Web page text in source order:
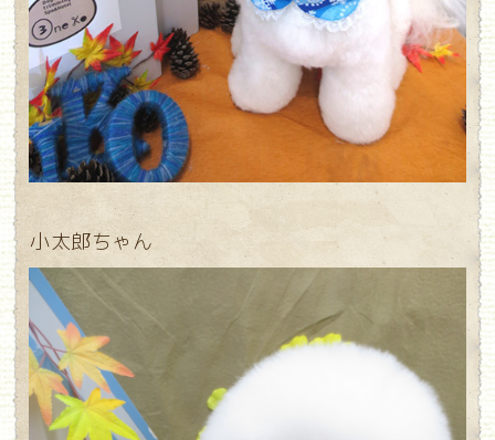
小太郎ちゃん